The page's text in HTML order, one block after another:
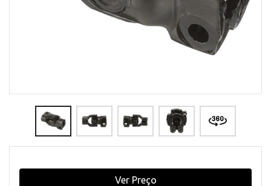
Ver Preço